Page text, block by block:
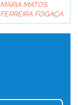
MARIA MATOS
FERREIRA FOGAÇA